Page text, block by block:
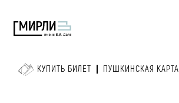
КУПИТЬ БИЛЕТ ПУШКИНСКАЯ КАРТА